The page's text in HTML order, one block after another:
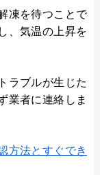
凍を待つことで
、気温の上昇を
ラブルが生じた
業者に連絡しま
方法とすぐでき